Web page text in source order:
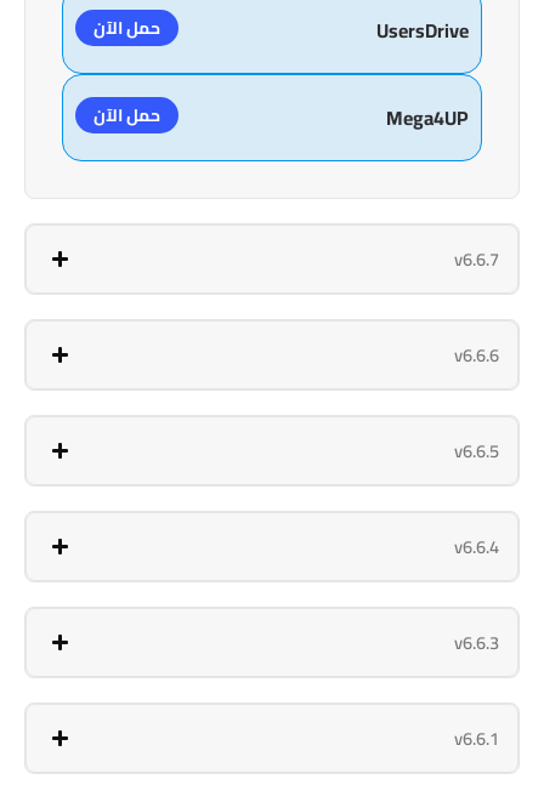
UsersDrive حمل الآن
Mega4UP حمل الآن
v6.6.7
v6.6.6
v6.6.5
v6.6.4
v6.6.3
v6.6.1